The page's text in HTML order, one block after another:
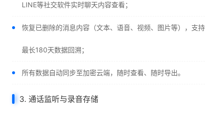
LINE等社交软件实时聊天内容查看；
恢复已删除的消息内容（文本、语音、视频、图片等），支持
最长180天数据回溯；
所有数据自动同步至加密云端，随时查看、随时导出。
3. 通话监听与录音存储